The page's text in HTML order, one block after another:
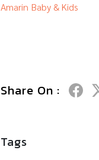
Amarin Baby & Kids
Share On :
Tags